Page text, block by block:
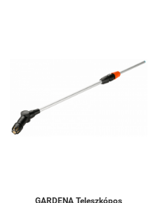
GARDENA Teleszkópos